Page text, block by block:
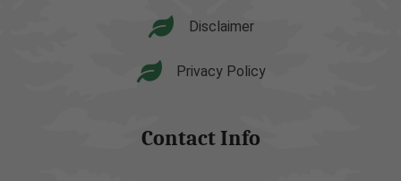
Disclaimer
Privacy Policy
Contact Info